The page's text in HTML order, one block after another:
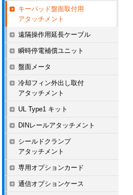
キーパッド盤面取付用
アタッチメント
遠隔操作用延長ケーブル
瞬時停電補償ユニット
盤面メータ
冷却フィン外出し取付
アタッチメント
UL Type1 キット
DINレールアタッチメント
シールドクランプ
アタッチメント
専用オプションカード
通信オプションケース